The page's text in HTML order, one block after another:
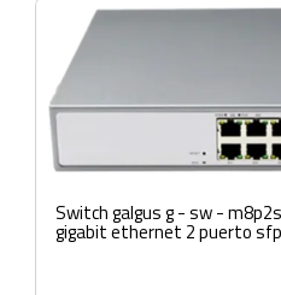
Switch galgus g - sw -
gigabit ethernet 2 puerto sfp